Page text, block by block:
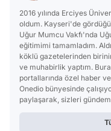
2016 yılında Erciyes
oldum. Kayseri'de
Uğur Mumcu Vakfı'nda
eğitimimi tamamladım.
köklü gazetelerinden
ve muhabirlik yaptım.
portallarında özel haber
Onedio bünyesinde
paylaşarak, sizleri